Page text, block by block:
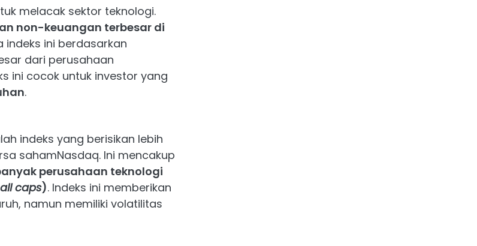
melacak sektor teknologi.
non-keuangan terbesar di
indeks ini berdasarkan
dari perusahaan
ini cocok untuk investor yang
.
indeks yang berisikan lebih
sahamNasdaq. Ini mencakup
perusahaan teknologi
caps). Indeks ini memberikan
namun memiliki volatilitas